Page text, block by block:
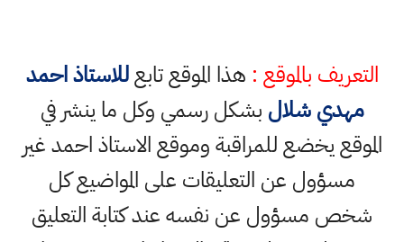
التعريف بالموقع : هذا الموقع تابعللاستاذ احمد
مهدي شلال بشكل رسمي وكل ما ينشر في
الموقع يخضع للمراقبة وموقع الاستاذ احمد غير
مسؤول عن التعليقات على المواضيع كل
شخص مسؤول عن نفسه عند كتابة التعليق